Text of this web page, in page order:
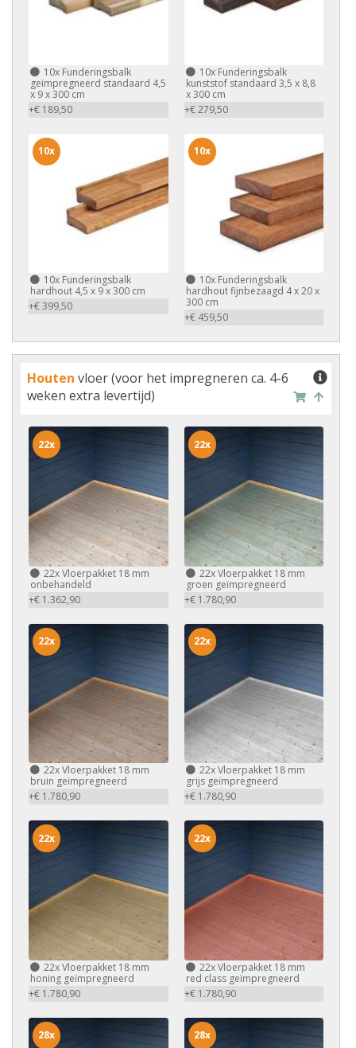
10x Funderingsbalk
geïmpregneerd standaard 4,5
x 9 x 300 cm
+€ 189,50
10xFunderingsbalk
kunststof standaard 3,5 x 8,8
x 300 cm
+€ 279,50
10x Funderingsbalk
hardhout 4,5 x 9 x 300 cm
+€ 399,50
10x
10xFunderingsbalk
hardhout fijnbezaagd 4 x 20 x
300 cm
+€ 459,50
10x
Houten vloer (voor het impregneren ca. 4-6
weken extra levertijd)
22xVloerpakket 18 mm
onbehandeld
+€ 1.362,90
22x
22xVloerpakket 18 mm
groen geïmpregneerd
+€ 1.780,90
22x
22xVloerpakket 18 mm
bruin geïmpregneerd
+€ 1.780,90
22x
22xVloerpakket 18 mm
grijs geïmpregneerd
+€ 1.780,90
22x
22xVloerpakket 18 mm
honing geïmpregneerd
+€ 1.780,90
22x
22xVloerpakket 18 mm
red class geïmpregneerd
+€ 1.780,90
22x
28x 28x